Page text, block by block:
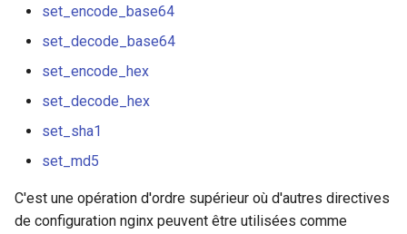
txid
upstream-healthcheck
uuid
set_encode_base64
set_decode_base64
set_encode_hex
set_decode_hex
set_sha1
set_md5
C'est une opération d'ordre supérieur où d'autres directives
de configuration nginx peuvent être utilisées comme